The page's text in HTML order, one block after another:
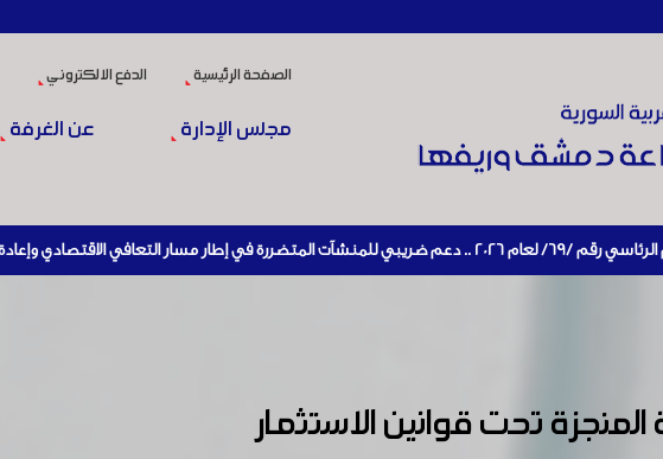
الصفحة الرئيسية الدفع الالكتروني
مجلس الإدارة عن الغرفة
الإنتاج
المنجزة تحت قوانين الاستثمار